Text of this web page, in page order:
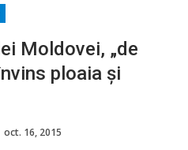
Moldovei, „de
ploaia și
oct. 16, 2015